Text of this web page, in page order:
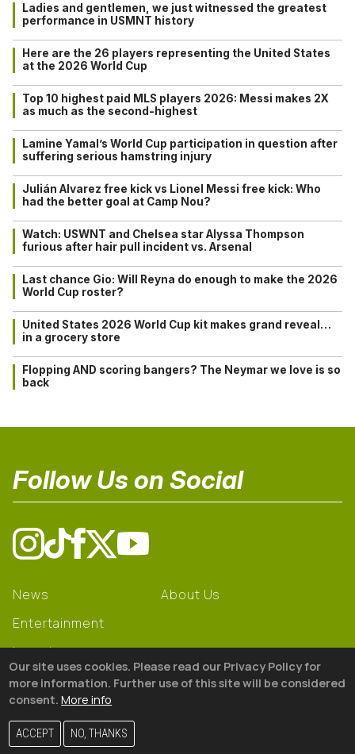
Ladies and gentlemen, we just witnessed the greatest
performance in USMNT history
Here are the 26 players representing the United States
at the 2026 World Cup
Top 10 highest paid MLS players 2026: Messi makes 2X
as much as the second-highest
Lamine Yamal’s World Cup participation in question after
suffering serious hamstring injury
Julián Alvarez free kick vs Lionel Messi free kick: Who
had the better goal at Camp Nou?
Watch: USWNT and Chelsea star Alyssa Thompson
furious after hair pull incident vs. Arsenal
Last chance Gio: Will Reyna do enough to make the 2026
World Cup roster?
United States 2026 World Cup kit makes grand reveal…
in a grocery store
Flopping AND scoring bangers? The Neymar we love is so
back
Follow Us on Social
News
Entertainment
Learning
Gear
About Us
© 2026 The18
Our site uses cookies. Please read our Privacy Policy for
more information. Further use of this site will be considered
consent. More info
ACCEPT NO, THANKS